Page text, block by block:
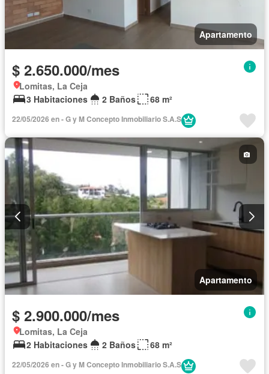
Apartamento
$ 2.650.000/mes
Lomitas, La Ceja
3 Habitaciones
2 Baños 68 m²
22/05/2026 en - G y M Concepto Inmobiliario S.A.S
Apartamento
$ 2.900.000/mes
Lomitas, La Ceja
2 Habitaciones
2 Baños 68 m²
22/05/2026 en - G y M Concepto Inmobiliario S.A.S